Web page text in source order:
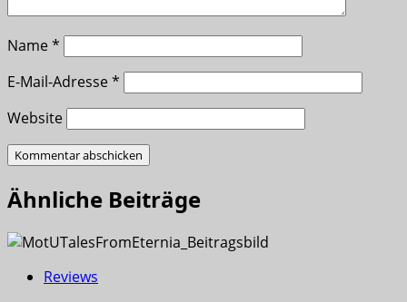
Name*
E-Mail-Adresse*
Website
Ähnliche Beiträge
Reviews